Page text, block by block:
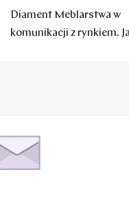
Diament Meblarstwa w
komunikacji z rynkiem.